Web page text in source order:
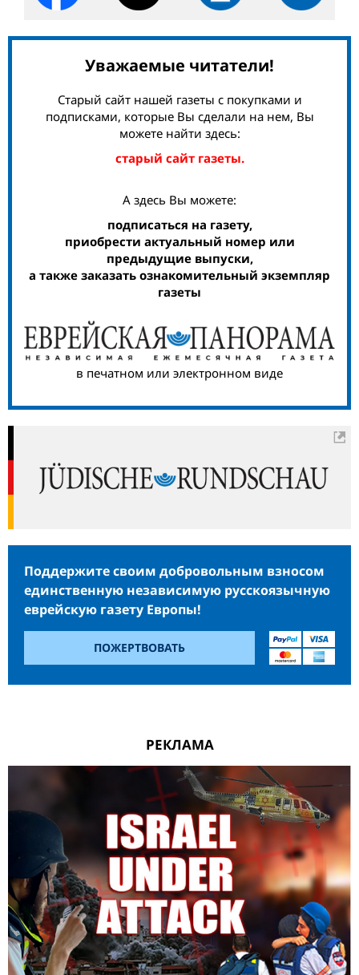
Уважаемые читатели!
Старый сайт нашей газеты с покупками и
подписками, которые Вы сделали на нем, Вы
можете найти здесь:
старый сайт газеты.
А здесь Вы можете:
подписаться на газету,
приобрести актуальный номер или
предыдущие выпуски,
а также заказать ознакомительный экземпляр
газеты
в печатном или электронном виде
Поддержите своим добровольным взносом
единственную независимую русскоязычную
еврейскую газету Европы!
ПОЖЕРТВОВАТЬ
РЕКЛАМА